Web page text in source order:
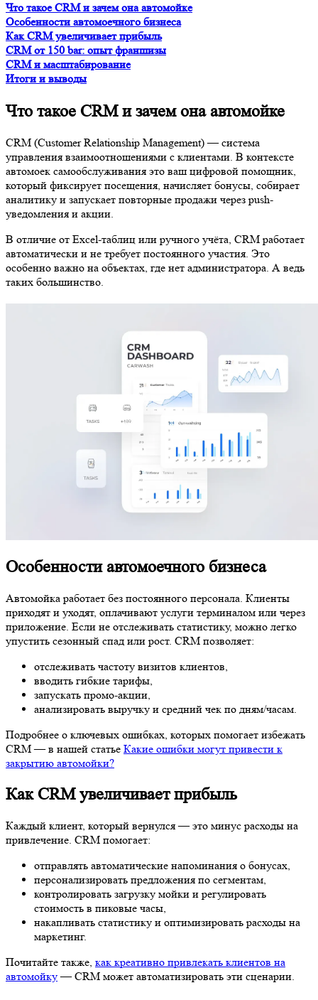
Что такое CRM и зачем она автомойке
Особенности автомоечного бизнеса
Как CRM увеличивает прибыль
CRM от 150 bar: опыт франшизы
CRM и масштабирование
Итоги и выводы
Что такое CRM и зачем она автомойке
CRM (Customer Relationship Management) — система
управления взаимоотношениями с клиентами. В контексте
автомоек самообслуживания это ваш цифровой помощник,
который фиксирует посещения, начисляет бонусы, собирает
аналитику и запускает повторные продажи через push-
уведомления и акции.
В отличие от Excel-таблиц или ручного учёта, CRM работает
автоматически и не требует постоянного участия. Это
особенно важно на объектах, где нет администратора. А ведь
таких большинство.
Особенности автомоечного бизнеса
Автомойка работает без постоянного персонала. Клиенты
приходят и уходят, оплачивают услуги терминалом или через
приложение. Если не отслеживать статистику, можно легко
упустить сезонный спад или рост. CRM позволяет:
отслеживать частоту визитов клиентов,
вводить гибкие тарифы,
запускать промо-акции,
анализировать выручку и средний чек по дням/часам.
Подробнее о ключевых ошибках, которых помогает избежать
CRM — в нашей статье Какие ошибки могут привести к
закрытию автомойки?
Как CRM увеличивает прибыль
Каждый клиент, который вернулся — это минус расходы на
привлечение. CRM помогает:
отправлять автоматические напоминания о бонусах,
персонализировать предложения по сегментам,
контролировать загрузку мойки и регулировать
стоимость в пиковые часы,
накапливать статистику и оптимизировать расходы на
маркетинг.
Почитайте также, как креативно привлекать клиентов на
автомойку— CRM может автоматизировать эти сценарии.